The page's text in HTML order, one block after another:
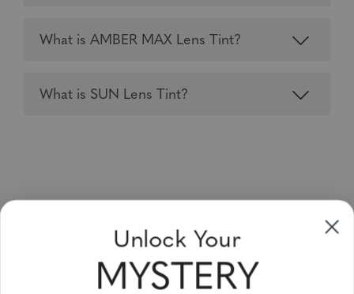
What is AMBER MAX Lens Tint?
What is SUN Lens Tint?
Vente jusqu'à 20 % de réduction pour votre prochain achat
Unlock Your
MYSTERY